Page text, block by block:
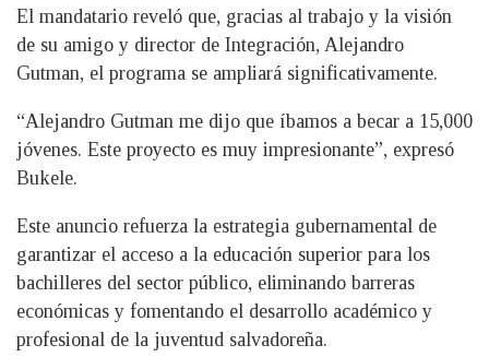
El mandatario reveló que, gracias al trabajo y la visión
de su amigo y director de Integración, Alejandro
Gutman, el programa se ampliará significativamente.
“Alejandro Gutman me dijo que íbamos a becar a 15,000
jóvenes. Este proyecto es muy impresionante”, expresó
Bukele.
Este anuncio refuerza la estrategia gubernamental de
garantizar el acceso a la educación superior para los
bachilleres del sector público, eliminando barreras
económicas y fomentando el desarrollo académico y
profesional de la juventud salvadoreña.